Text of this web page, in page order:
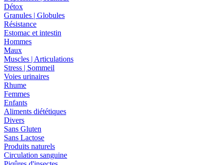
Détox
Granules | Globules
Résistance
Estomac et intestin
Hommes
Maux
Muscles | Articulations
Stress | Sommeil
Voies urinaires
Rhume
Femmes
Enfants
Aliments diététiques
Divers
Sans Gluten
Sans Lactose
Produits naturels
Circulation sanguine